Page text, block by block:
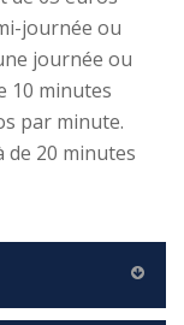
journée ou
journée ou
10 minutes
par minute.
de 20 minutes